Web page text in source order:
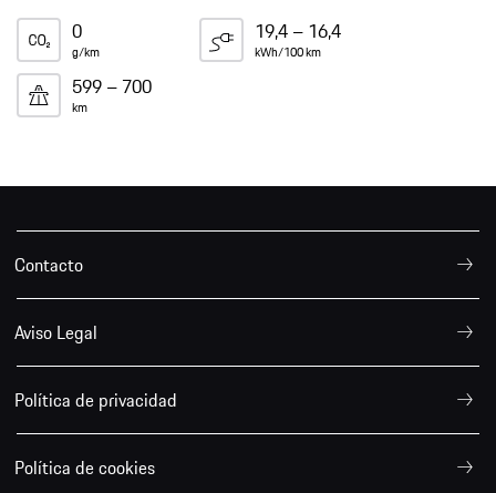
0
g/km
19,4 – 16,4
kWh/100 km
599 – 700
km
Contacto
Aviso Legal
Política de privacidad
Política de cookies